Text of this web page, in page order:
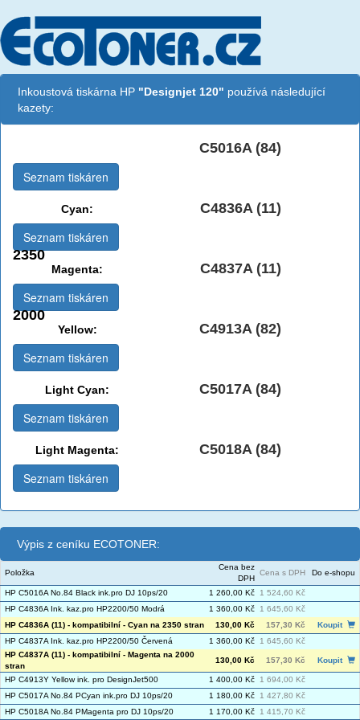
Inkoustová tiskárna HP "Designjet 120" používá následující
kazety:
C5016A (84)
Seznam tiskáren
Cyan: C4836A (11)
2350
Seznam tiskáren
Magenta: C4837A (11)
2000
Seznam tiskáren
Yellow:
C4913A (82)
Seznam tiskáren
Light Cyan:
C5017A (84)
Seznam tiskáren
Light Magenta:
C5018A (84)
Seznam tiskáren
Výpis z ceníku ECOTONER:
Položka
Cena bez
DPH
Cena s DPH Do e-shopu
HP C5016A No.84 Black ink.pro DJ 10ps/20 1 260,00 Kč
1 524,60 Kč
HP C4836A Ink. kaz.pro HP2200/50 Modrá
1 360,00 Kč
1 645,60 Kč
HP C4836A (11) - kompatibilní - Cyan na 2350 stran
130,00 Kč 157,30 Kč
Koupit
HP C4837A Ink. kaz.pro HP2200/50 Červená
1 360,00 Kč
1 645,60 Kč
HP C4837A (11) - kompatibilní - Magenta na 2000
stran
130,00 Kč 157,30 Kč Koupit
HP C4913Y Yellow ink. pro DesignJet500 1 400,00 Kč
1 694,00 Kč
HP C5017A No.84 PCyan ink.pro DJ 10ps/20
1 180,00 Kč
1 427,80 Kč
HP C5018A No.84 PMagenta pro DJ 10ps/20
1 170,00 Kč 1 415,70 Kč